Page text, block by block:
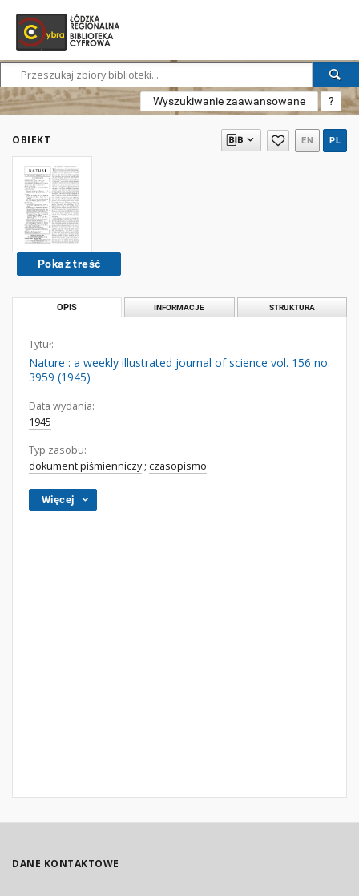
Wyszukiwanie zaawansowane ?
OBIEKT EN PL
Pokaż treść
OPIS INFORMACJE STRUKTURA
Tytuł:
Nature : a weekly illustrated journal of science vol. 156 no.
3959 (1945)
Data wydania:
1945
Typ zasobu:
dokument piśmienniczy; czasopismo
Więcej
DANE KONTAKTOWE